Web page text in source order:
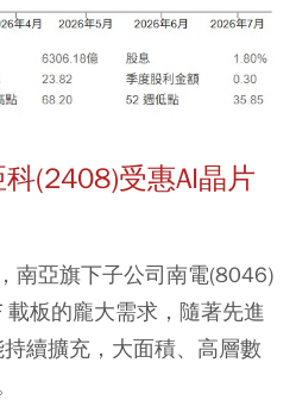
(2408)受惠AI晶片
南亞旗下子公司南電(8046)
載板的龐大需求，隨著先進
續擴充，大面積、高層數